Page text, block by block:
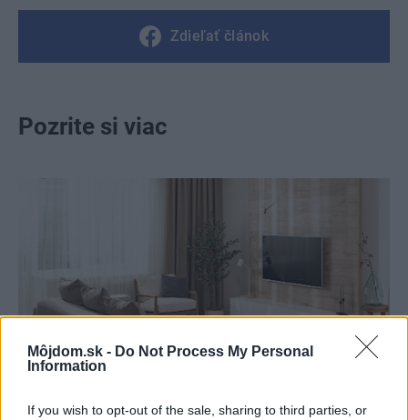
Môjdom.sk - Do Not Process My Personal
Information
If you wish to opt-out of the sale, sharing to third parties, or
Zdieľať článok
Pozrite si viac